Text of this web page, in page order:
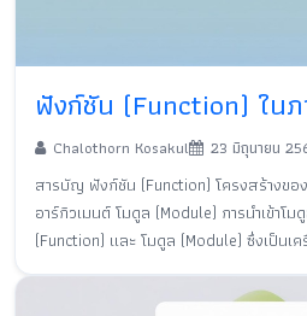
ฟังก์ชัน (Function) ใน
Chalothorn Kosakul 23 มิถุนายน
สารบัญ ฟังก์ชัน (Function) โครงสร้างขอ
อาร์กิวเมนต์ โมดูล (Module) การนำเข้าโ
(Function) และ โมดูล (Module) ซึ่งเป็นเ